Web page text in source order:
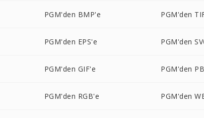
PGM'den BMP'e PGM'den
PGM'den EPS'e PGM'den
PGM'den GIF'e PGM'den
PGM'den RGB'e PGM'den